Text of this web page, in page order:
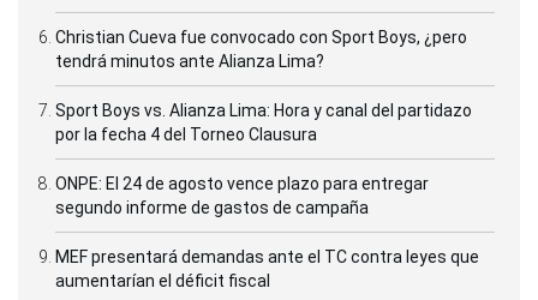
Christian Cueva fue convocado con Sport Boys, ¿pero
tendrá minutos ante Alianza Lima?
Sport Boys vs. Alianza Lima: Hora y canal del partidazo
por la fecha 4 del Torneo Clausura
ONPE: El 24 de agosto vence plazo para entregar
segundo informe de gastos de campaña
MEF presentará demandas ante el TC contra leyes que
aumentarían el déficit fiscal